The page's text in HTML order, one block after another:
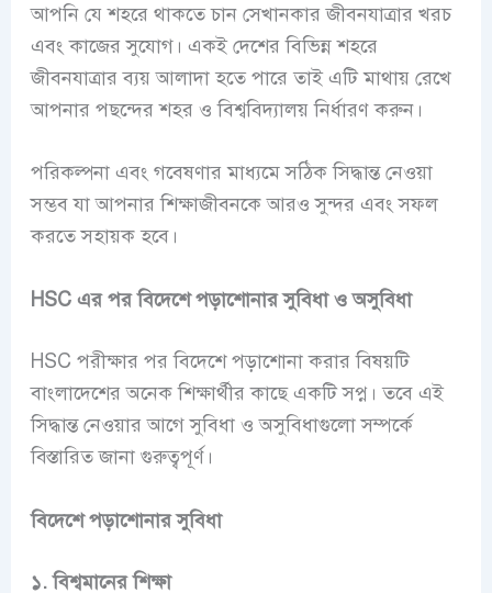
আপনি যে শহরে থাকতে চান সেখানকার জীবনযাত্রার খরচ
এবং কাজের সুযোগ। একই দেশের বিভিন্ন শহরে
জীবনযাত্রার ব্যয় আলাদা হতে পারে তাই এটি মাথায় রেখে
আপনার পছন্দের শহর ও বিশ্ববিদ্যালয় নির্ধারণ করুন।
পরিকল্পনা এবং গবেষণার মাধ্যমে সঠিক সিদ্ধান্ত নেওয়া
সম্ভব যা আপনার শিক্ষাজীবনকে আরও সুন্দর এবং সফল
করতে সহায়ক হবে।
HSC এর পর বিদেশে পড়াশোনার সুবিধা ও অসুবিধা
HSC পরীক্ষার পর বিদেশে পড়াশোনা করার বিষয়টি
বাংলাদেশের অনেক শিক্ষার্থীর কাছে একটি সপ্ন। তবে এই
সিদ্ধান্ত নেওয়ার আগে সুবিধা ও অসুবিধাগুলো সম্পর্কে
বিস্তারিত জানা গুরুত্বপূর্ণ।
বিদেশে পড়াশোনার সুবিধা
১. বিশ্বমানের শিক্ষা